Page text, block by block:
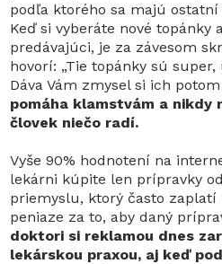
podľa ktorého sa majú
Keď si vyberáte nové topánky
predávajúci, je za závesom
hovorí: „Tie topánky sú
Dáva Vám zmysel si ich
pomáha klamstvám a nikdy
človek niečo radí.
Vyše 90% hodnotení na
lekárni kúpite len prípravky
priemyslu, ktorý často zaplatí
peniaze za to, aby daný
doktori si reklamou dnes
lekárskou praxou, aj keď